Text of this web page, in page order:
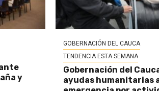
y
GOBERNACIÓN DEL CAUCA
TENDENCIA ESTA SEMANA
Gobernación del
ayudas humanitarias